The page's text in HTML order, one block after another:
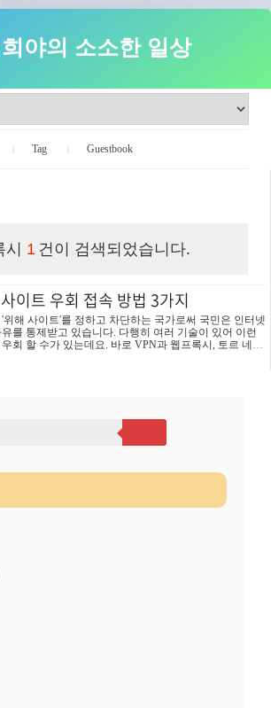
희야의 소소한 일상
Tag Guestbook
시 1 건이 검색되었습니다.
이트 우회 접속 방법 3가지
위해 사이트'를 정하고 차단하는 국가로써 국민은 인터넷
를 통제받고 있습니다. 다행히 여러 기술이 있어 이런
회 할 수가 있는데요. 바로 VPN과 웹프록시, 토르 네트
되는줄도 모르기 때문에, 본 내용에 대해 충분히 이해를
인정보를 우회 접속 상태에서는 입력하는 일이 없도록 주
회 접속 방법을 사용하시기 바랍니다. 글 목차 차단 사이